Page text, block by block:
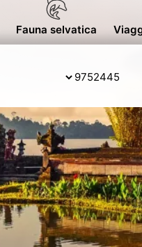
Fauna selvatica